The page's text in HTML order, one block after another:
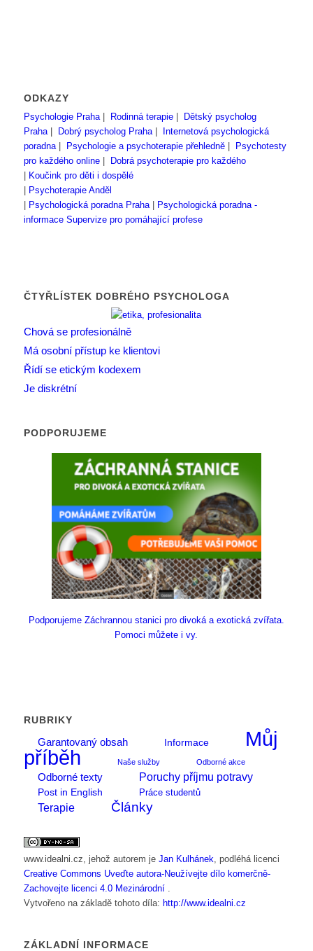
ODKAZY
Psychologie Praha| Rodinná terapie|
Dětský psycholog
Praha| Dobrý psycholog Praha|
Internetová psychologická
poradna| Psychologie a psychoterapie přehledně|
Psychotesty
pro každého online|
Dobrá psychoterapie pro každého
Koučink pro děti i dospělé
Psychoterapie Anděl
Psychologická poradna Praha|
Psychologická poradna -
informace Supervize pro pomáhající profese
ČTYŘLÍSTEK DOBRÉHO PSYCHOLOGA
Chová se profesionálně
Má osobní přístup ke klientovi
Řídí se etickým kodexem
Je diskrétní
PODPORUJEME
Podporujeme Záchrannou stanici pro divoká a exotická zvířata.
Pomoci můžete i vy.
RUBRIKY
Garantovaný obsah
Informace
Můj
příběh
Naše služby Odborné akce
Odborné texty Poruchy příjmu potravy
Post in English Práce studentů
Terapie Články
www.idealni.cz , jehož autorem je Jan Kulhánek , podléhá licenci
Creative Commons Uveďte autora-Neužívejte dílo komerčně-
Zachovejte licenci 4.0 Mezinárodní
Vytvořeno na základě tohoto díla: http://www.idealni.cz
ZÁKLADNÍ INFORMACE